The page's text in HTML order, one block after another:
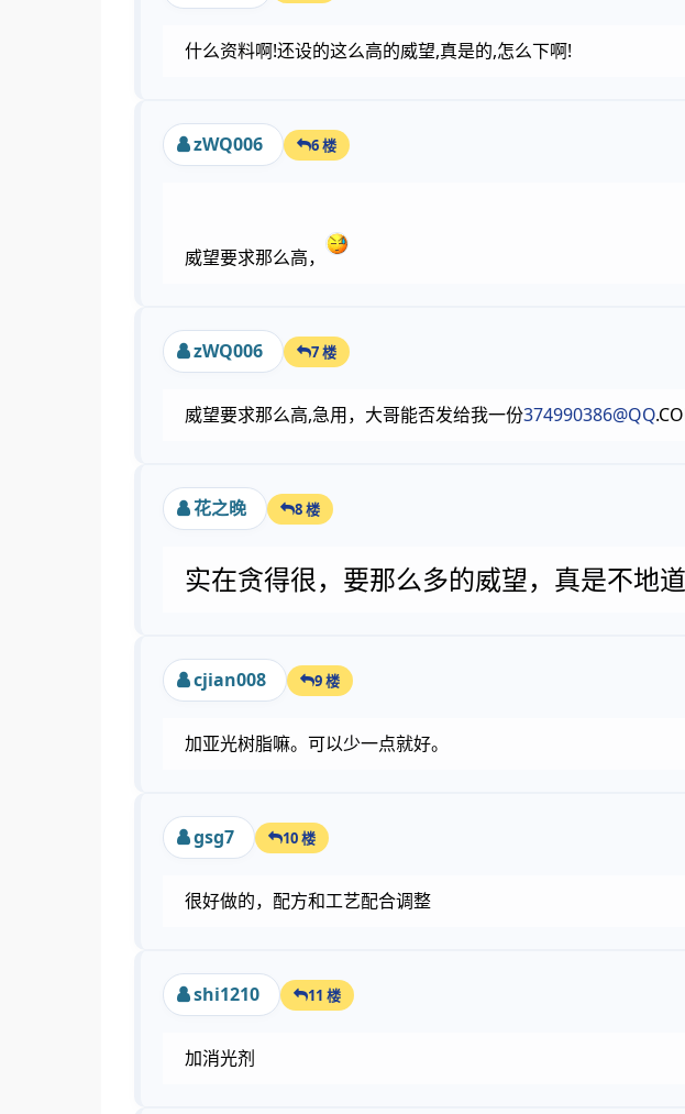
什么资料啊!还设的这么高的威望,真是的,怎么下啊!
zWQ006 6 楼
威望要求那么高，
zWQ006 7 楼
威望要求那么高,急用，大哥能否发给我一份374990386@QQ
花之晚 8 楼
实在贪得很，要那么多的威望，真是不地道
cjian008 9 楼
加亚光树脂嘛。可以少一点就好。
gsg7 10 楼
很好做的，配方和工艺配合调整
shi1210 11 楼
加消光剂